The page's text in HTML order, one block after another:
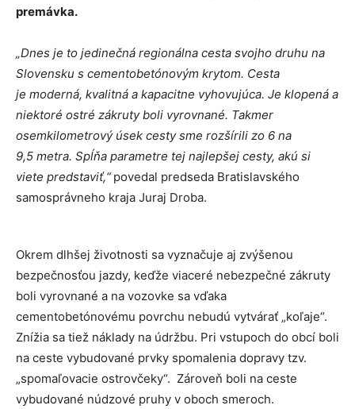
premávka.
„Dnes je to jedinečná regionálna cesta svojho druhu na
Slovensku s cementobetónovým krytom. Cesta
je moderná, kvalitná a kapacitne vyhovujúca. Je klopená a
niektoré ostré zákruty boli vyrovnané. Takmer
osemkilometrový úsek cesty sme rozšírili zo 6 na
9,5 metra. Spĺňa parametre tej najlepšej cesty, akú si
viete predstaviť,“ povedal predseda Bratislavského
samosprávneho kraja Juraj Droba.
Okrem dlhšej životnosti sa vyznačuje aj zvýšenou
bezpečnosťou jazdy, keďže viaceré nebezpečné zákruty
boli vyrovnané a na vozovke sa vďaka
cementobetónovému povrchu nebudú vytvárať „koľaje“.
Znížia sa tiež náklady na údržbu. Pri vstupoch do obcí boli
na ceste vybudované prvky spomalenia dopravy tzv.
„spomaľovacie ostrovčeky“. Zároveň boli na ceste
vybudované núdzové pruhy v oboch smeroch.